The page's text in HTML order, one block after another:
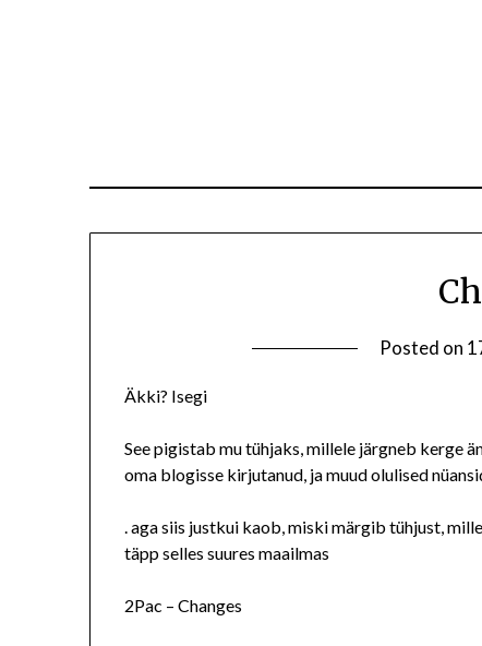
Posted on
Äkki? Isegi
See pigistab mu tühjaks, millele järgneb kerge
oma blogisse kirjutanud, ja muud olulised
. aga siis justkui kaob, miski märgib tühjust,
täpp selles suures maailmas
2Pac – Changes